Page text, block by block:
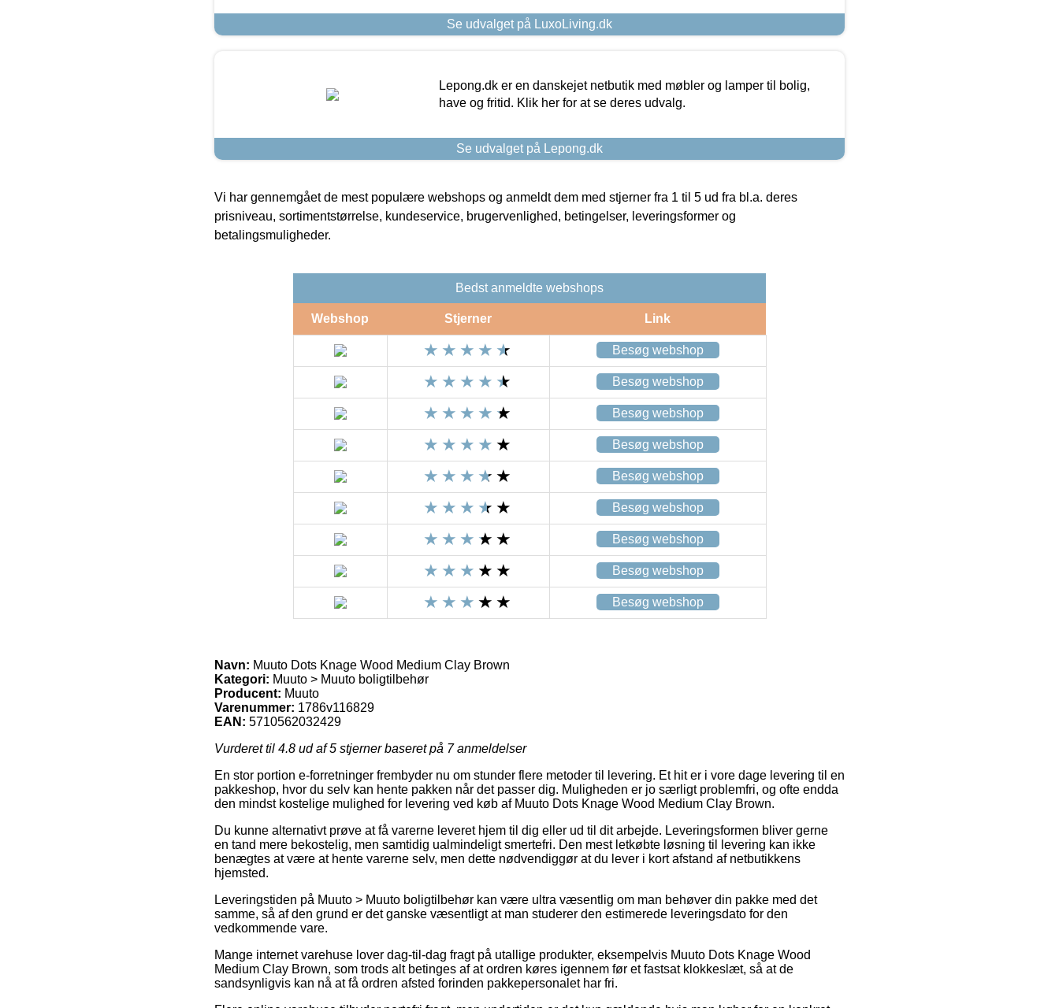
Se udvalget på LuxoLiving.dk
Lepong.dk er en danskejet netbutik med møbler og lamper til bolig,
have og fritid. Klik her for at se deres udvalg.
Se udvalget på Lepong.dk
Vi har gennemgået de mest populære webshops og anmeldt dem med stjerner fra 1 til 5 ud fra bl.a. deres
prisniveau, sortimentstørrelse, kundeservice, brugervenlighed, betingelser, leveringsformer og
betalingsmuligheder.
Bedst anmeldte webshops
Webshop Stjerner Link
Besøg webshop
Besøg webshop
Besøg webshop
Besøg webshop
Besøg webshop
Besøg webshop
Besøg webshop
Besøg webshop
Besøg webshop
Navn: Muuto Dots Knage Wood Medium Clay Brown
Kategori: Muuto > Muuto boligtilbehør
Producent: Muuto
Varenummer: 1786v116829
EAN: 5710562032429
Vurderet til 4.8 ud af 5 stjerner baseret på 7anmeldelser
En stor portion e-forretninger frembyder nu om stunder flere metoder til levering. Et hit er i vore dage levering til en
pakkeshop, hvor du selv kan hente pakken når det passer dig. Muligheden er jo særligt problemfri, og ofte endda
den mindst kostelige mulighed for levering ved køb af Muuto Dots Knage Wood Medium Clay Brown.
Du kunne alternativt prøve at få varerne leveret hjem til dig eller ud til dit arbejde. Leveringsformen bliver gerne
en tand mere bekostelig, men samtidig ualmindeligt smertefri. Den mest letkøbte løsning til levering kan ikke
benægtes at være at hente varerne selv, men dette nødvendiggør at du lever i kort afstand af netbutikkens
hjemsted.
Leveringstiden på Muuto > Muuto boligtilbehør kan være ultra væsentlig om man behøver din pakke med det
samme, så af den grund er det ganske væsentligt at man studerer den estimerede leveringsdato for den
vedkommende vare.
Mange internet varehuse lover dag-til-dag fragt på utallige produkter, eksempelvis Muuto Dots Knage Wood
Medium Clay Brown, som trods alt betinges af at ordren køres igennem før et fastsat klokkeslæt, så at de
sandsynligvis kan nå at få ordren afsted forinden pakkepersonalet har fri.